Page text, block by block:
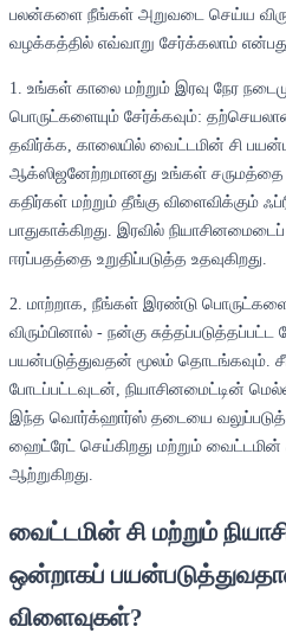
பலன்களை நீங்கள் அறுவடை செய்ய
வழக்கத்தில் எவ்வாறு சேர்க்கலாம்
1. உங்கள் காலை மற்றும் இரவு நேர
பொருட்களையும் சேர்க்கவும்:
தவிர்க்க, காலையில் வைட்டமின் சி
ஆக்ஸிஜனேற்றமானது உங்கள் சருமத்தை
கதிர்கள் மற்றும் தீங்கு விளைவிக்கும்
பாதுகாக்கிறது. இரவில்
ஈரப்பதத்தை உறுதிப்படுத்த உதவுகிறது.
2. மாற்றாக, நீங்கள் இரண்டு
விரும்பினால் - நன்கு
பயன்படுத்துவதன் மூலம் தொடங்கவும்.
போடப்பட்டவுடன், நியாசினமைட்டின்
இந்த வொர்க்ஹார்ஸ் தடையை வலுப்படுத்த
ஹைட்ரேட் செய்கிறது மற்றும் வைட்டமின்
ஆற்றுகிறது.
வைட்டமின் சி மற்றும்
ஒன்றாகப்
விளைவுகள்?